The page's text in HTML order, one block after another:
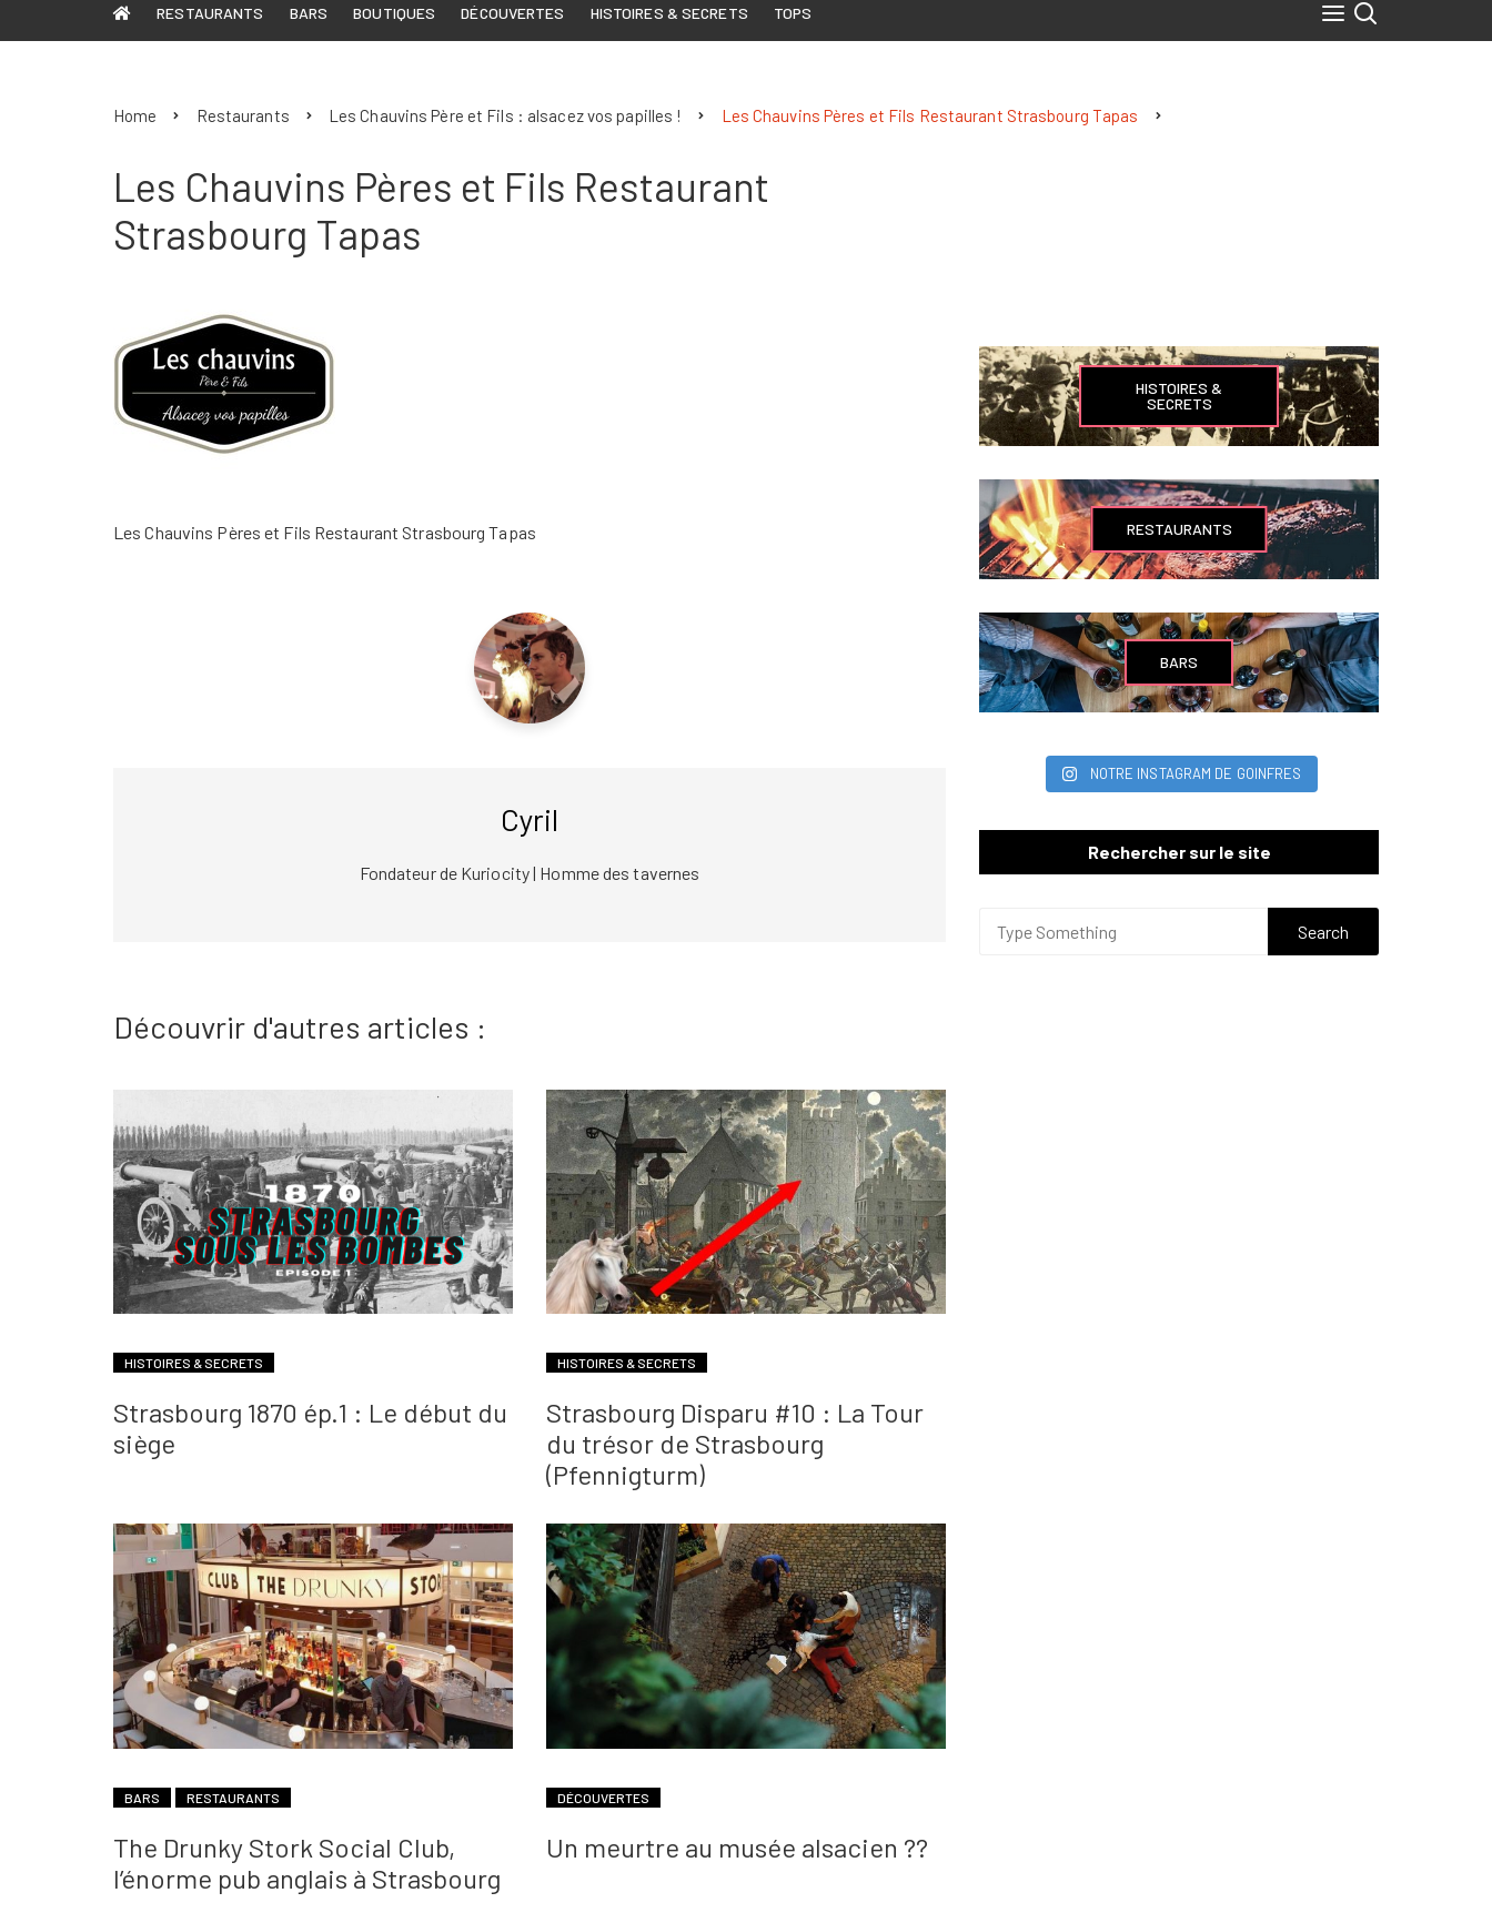
RESTAURANTS BARS BOUTIQUES DÉCOUVERTES HISTOIRES & SECRETS TOPS
Home Restaurants Les Chauvins Père et Fils : alsacez vos papilles ! Les Chauvins Pères et Fils Restaurant Strasbourg Tapas
Les Chauvins Pères et Fils Restaurant
Strasbourg Tapas
Les Chauvins Pères et Fils Restaurant Strasbourg Tapas
Cyril
Fondateur de Kuriocity | Homme des tavernes
Découvrir d'autres articles :
HISTOIRES & SECRETS
Strasbourg 1870 ép.1 : Le début du
siège
HISTOIRES & SECRETS
Strasbourg Disparu #10 : La Tour
du trésor de Strasbourg
(Pfennigturm)
BARS RESTAURANTS
The Drunky Stork Social Club,
l’énorme pub anglais à Strasbourg
DÉCOUVERTES
Un meurtre au musée alsacien ??
HISTOIRES &
SECRETS
RESTAURANTS
BARS
NOTRE INSTAGRAM DE GOINFRES
Rechercher sur le site